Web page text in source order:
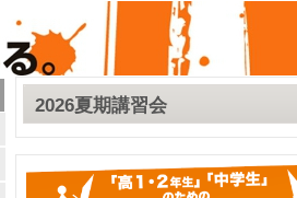
2026夏期講習会